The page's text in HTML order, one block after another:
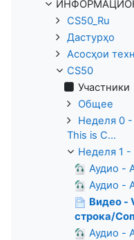
CS50_Ru
Дастурҳо
Асосҳои
CS50
Участники
Общее
Неделя 0 -
This is C...
Неделя 1 -
Аудио -
Аудио -
Видео -
строка/
Аудио -